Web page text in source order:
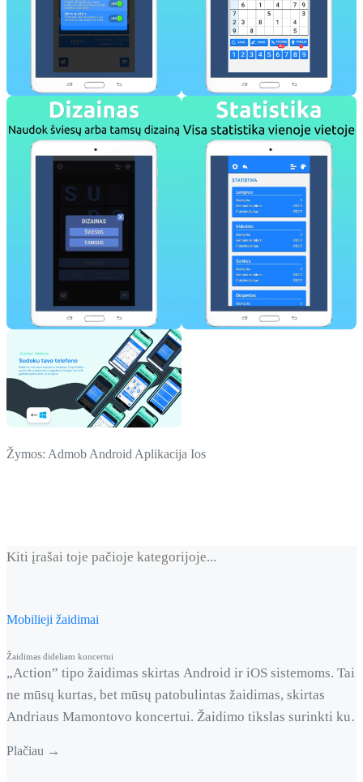
Žymos: Admob Android Aplikacija Ios
Kiti įrašai toje pačioje kategorijoje...
Mobilieji žaidimai
Žaidimas dideliam koncertui
„Action” tipo žaidimas skirtas Android ir iOS sistemoms. Tai
ne mūsų kurtas, bet mūsų patobulintas žaidimas, skirtas
Andriaus Mamontovo koncertui. Žaidimo tikslas surinkti kuo
Žaidime groja Mono arba stereo garso takelis! Mūsų sukurta
Plačiau →